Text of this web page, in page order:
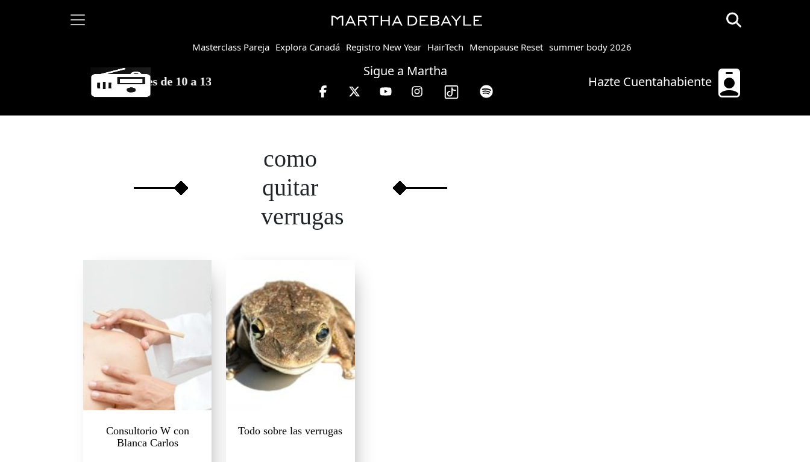
Hazte Cuentahabiente
Masterclass Pareja Explora Canadá Registro New Year HairTech Menopause Reset summer body 2026
Sigue a Martha
Martha Debayle en W, lunes a viernes de 10 a 13 hrs.
como
quitar
verrugas
Consultorio W con
Blanca Carlos
Todo sobre las verrugas